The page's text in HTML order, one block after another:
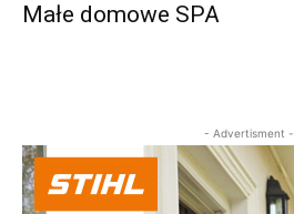
Małe domowe SPA
- Advertisment -